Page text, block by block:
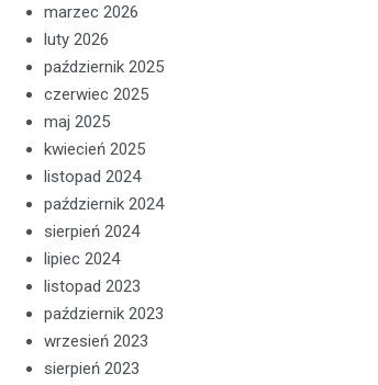
marzec 2026
luty 2026
październik 2025
czerwiec 2025
maj 2025
kwiecień 2025
listopad 2024
październik 2024
sierpień 2024
lipiec 2024
listopad 2023
październik 2023
wrzesień 2023
sierpień 2023